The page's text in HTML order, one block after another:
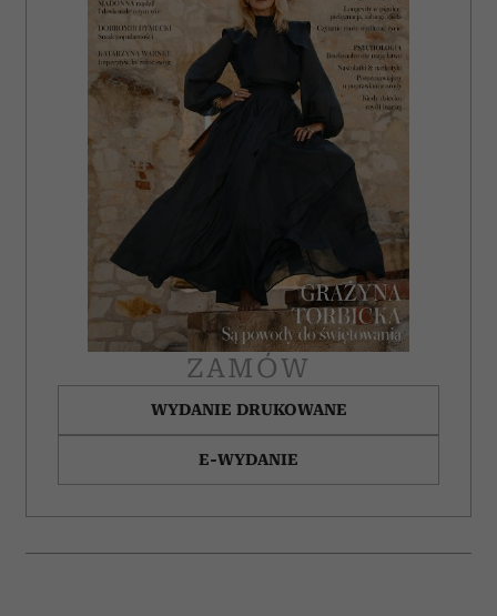
ZAMÓW
WYDANIE DRUKOWANE
E-WYDANIE